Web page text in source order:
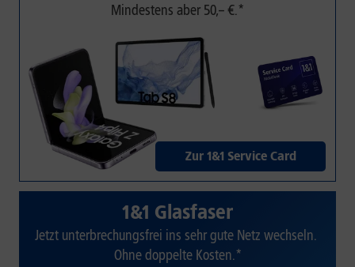
Mindestens aber 50,– €.*
Zur 1&1 Service Card
1&1 Glasfaser
Jetzt unterbrechungsfrei ins sehr gute Netz wechseln.
Ohne doppelte Kosten.*